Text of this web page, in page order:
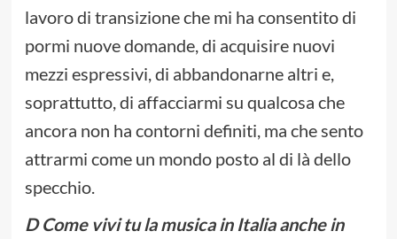
lavoro di transizione che mi ha consentito di
pormi nuove domande, di acquisire nuovi
mezzi espressivi, di abbandonarne altri e,
soprattutto, di affacciarmi su qualcosa che
ancora non ha contorni definiti, ma che sento
attrarmi come un mondo posto al di là dello
specchio.
D Come vivi tu la musica in Italia anche in